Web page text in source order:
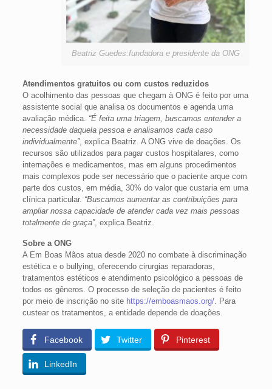
Beatriz Guedes:fundadora e presidente da ONG
Atendimentos gratuitos ou com custos reduzidos
O acolhimento das pessoas que chegam à ONG é feito por uma
assistente social que analisa os documentos e agenda uma
avaliação médica. “É feita uma triagem, buscamos entender a
necessidade daquela pessoa e analisamos cada caso
individualmente”, explica Beatriz. A ONG vive de doações. Os
recursos são utilizados para pagar custos hospitalares, como
internações e medicamentos, mas em alguns procedimentos
mais complexos pode ser necessário que o paciente arque com
parte dos custos, em média, 30% do valor que custaria em uma
clínica particular. “Buscamos aumentar as contribuições para
ampliar nossa capacidade de atender cada vez mais pessoas
totalmente de graça”, explica Beatriz.
Sobre a ONG
A Em Boas Mãos atua desde 2020 no combate à discriminação
estética e o bullying, oferecendo cirurgias reparadoras,
tratamentos estéticos e atendimento psicológico a pessoas de
todos os gêneros. O processo de seleção de pacientes é feito
por meio de inscrição no site https://emboasmaos.org/. Para
custear os tratamentos, a entidade depende de doações.
Facebook Twitter Pinterest
LinkedIn